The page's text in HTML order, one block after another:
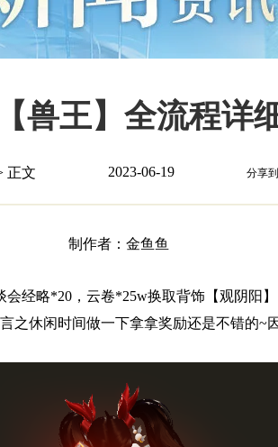
兽王】全流程详
正文 2023-06-19 分享
制作者：金鱼鱼
略*20，云卷*25w换取背饰【观阴阳
之休闲时间做一下拿拿奖励还是不错的